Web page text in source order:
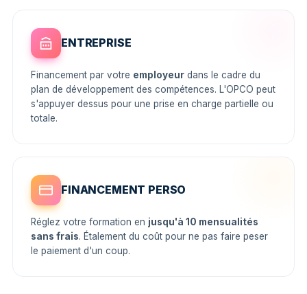
ENTREPRISE
Financement par votre employeur dans le cadre du
plan de développement des compétences. L'OPCO peut
s'appuyer dessus pour une prise en charge partielle ou
totale.
FINANCEMENT PERSO
Réglez votre formation en jusqu'à 10 mensualités
sans frais. Étalement du coût pour ne pas faire peser
le paiement d'un coup.